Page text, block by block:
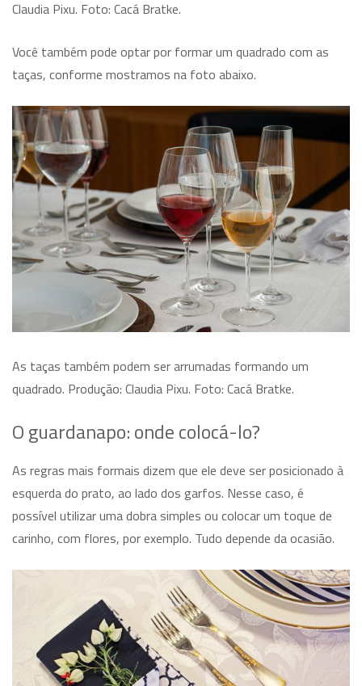
Claudia Pixu. Foto: Cacá Bratke.
Você também pode optar por formar um quadrado com as
taças, conforme mostramos na foto abaixo.
As taças também podem ser arrumadas formando um
quadrado. Produção: Claudia Pixu. Foto: Cacá Bratke.
O guardanapo: onde colocá-lo?
As regras mais formais dizem que ele deve ser posicionado à
esquerda do prato, ao lado dos garfos. Nesse caso, é
possível utilizar uma dobra simples ou colocar um toque de
carinho, com flores, por exemplo. Tudo depende da ocasião.